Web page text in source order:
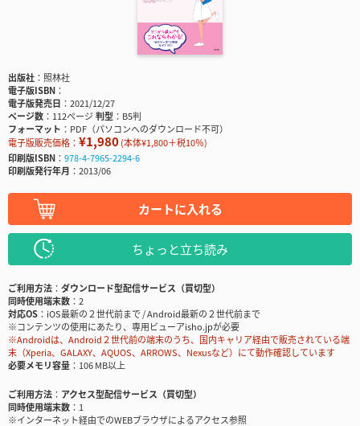
出版社
照林社
電子版ISBN
電子版発売日
2021/12/27
ページ数
112ページ判型
B5判
フォーマット
PDF（パソコンへのダウンロード不可）
電子版販売価格： ¥1,980(本体¥1,800＋税10％)
印刷版ISBN
978-4-7965-2294-6
印刷版発行年月
2013/06
カートに入れる
ちょっと立ち読み
ご利用方法
ダウンロード型配信サービス（買切型）
同時使用端末数
2
対応OS
iOS最新の２世代前まで / Android最新の２世代前まで
※コンテンツの使用にあたり、専用ビューアisho.jpが必要
※Androidは、Android２世代前の端末のうち、国内キャリア経由で販売されている端
末（Xperia、GALAXY、AQUOS、ARROWS、Nexusなど）にて動作確認しています
必要メモリ容量
106 MB以上
ご利用方法
アクセス型配信サービス（買切型）
同時使用端末数
1
※インターネット経由でのWEBブラウザによるアクセス参照